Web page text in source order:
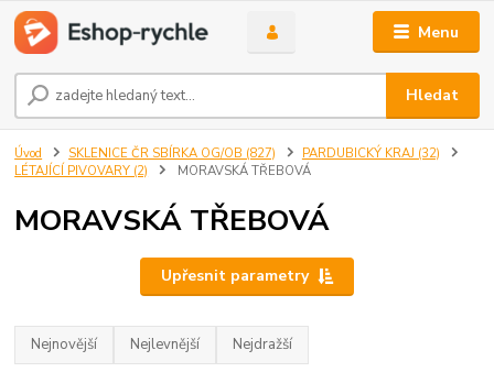
Menu
Hledat
Úvod SKLENICE ČR SBÍRKA OG/OB (827)
PARDUBICKÝ KRAJ (32)
LÉTAJÍCÍ PIVOVARY (2)
MORAVSKÁ TŘEBOVÁ
MORAVSKÁ TŘEBOVÁ
Upřesnit parametry
Nejnovější Nejlevnější Nejdražší